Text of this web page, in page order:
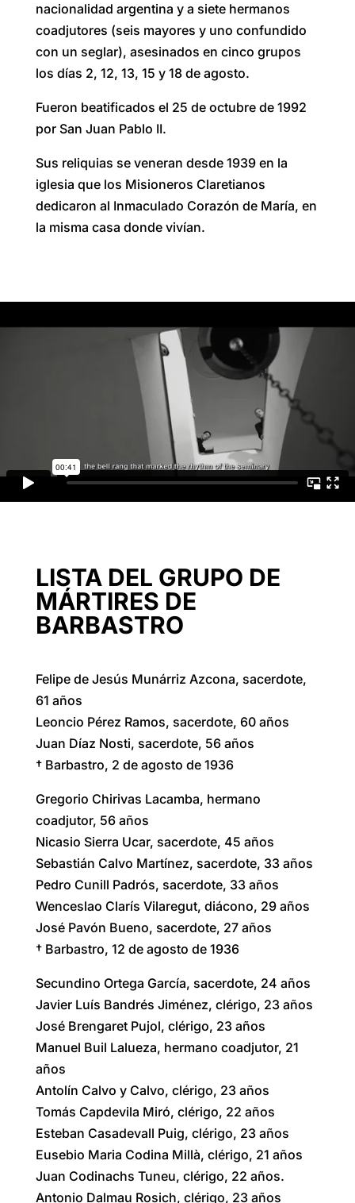
nacionalidad argentina y a siete hermanos
coadjutores (seis mayores y uno confundido
con un seglar), asesinados en cinco grupos
los días 2, 12, 13, 15 y 18 de agosto.
Fueron beatificados el 25 de octubre de 1992
por San Juan Pablo II.
Sus reliquias se veneran desde 1939 en la
iglesia que los Misioneros Claretianos
dedicaron al Inmaculado Corazón de María, en
la misma casa donde vivían.
LISTA DEL GRUPO DE
MÁRTIRES DE
BARBASTRO
Felipe de Jesús Munárriz Azcona, sacerdote,
61 años
Leoncio Pérez Ramos, sacerdote, 60 años
Juan Díaz Nosti, sacerdote, 56 años
† Barbastro, 2 de agosto de 1936
Gregorio Chirivas Lacamba, hermano
coadjutor, 56 años
Nicasio Sierra Ucar, sacerdote, 45 años
Sebastián Calvo Martínez, sacerdote, 33 años
Pedro Cunill Padrós, sacerdote, 33 años
Wenceslao Clarís Vilaregut, diácono, 29 años
José Pavón Bueno, sacerdote, 27 años
† Barbastro, 12 de agosto de 1936
Secundino Ortega García, sacerdote, 24 años
Javier Luís Bandrés Jiménez, clérigo, 23 años
José Brengaret Pujol, clérigo, 23 años
Manuel Buil Lalueza, hermano coadjutor, 21
años
Antolín Calvo y Calvo, clérigo, 23 años
Tomás Capdevila Miró, clérigo, 22 años
Esteban Casadevall Puig, clérigo, 23 años
Eusebio Maria Codina Millà, clérigo, 21 años
Juan Codinachs Tuneu, clérigo, 22 años.
Antonio Dalmau Rosich, clérigo, 23 años